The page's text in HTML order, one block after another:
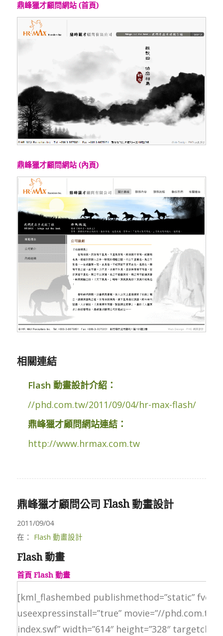
鼎峰獵才顧問網站 (首頁)
鼎峰獵才顧問網站 (內頁)
相關連結
Flash 動畫設計介紹：
//phd.com.tw/2011/09/04/hr-max-flash/
鼎峰獵才顧問網站連結：
http://www.hrmax.com.tw
鼎峰獵才顧問公司 Flash 動畫設計
2011/09/04
在： Flash 動畫設計
Flash 動畫
首頁 Flash 動畫
[kml_flashembed publishmethod=”static”
useexpressinstall=”true” movie=”//
index.swf” width=”614″ height=”328″